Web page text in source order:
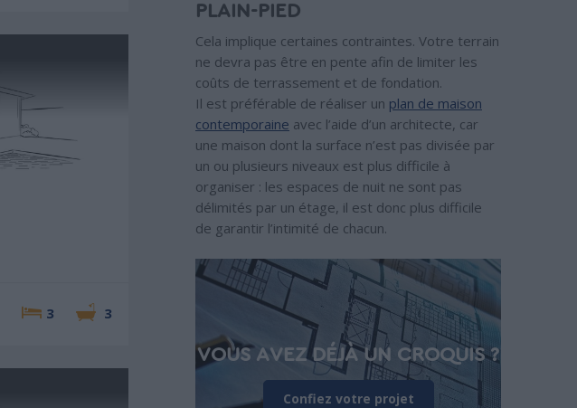
3 3
PLAIN-PIED
Cela implique certaines contraintes. Votre terrain
ne devra pas être en pente afin de limiter les
coûts de terrassement et de fondation.
Il est préférable de réaliser un plan de maison
contemporaine avec l’aide d’un architecte, car
une maison dont la surface n’est pas divisée par
un ou plusieurs niveaux est plus difficile à
organiser : les espaces de nuit ne sont pas
délimités par un étage, il est donc plus difficile
de garantir l’intimité de chacun.
VOUS AVEZ DÉJÀ UN CROQUIS ?
Confiez votre projet